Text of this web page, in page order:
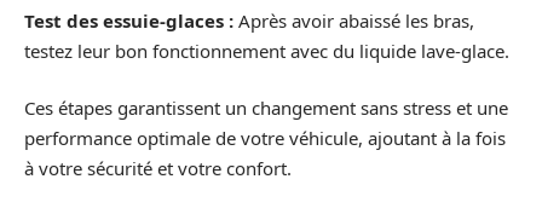
Test des essuie-glaces : Après avoir abaissé les bras,
testez leur bon fonctionnement avec du liquide lave-glace.
Ces étapes garantissent un changement sans stress et une
performance optimale de votre véhicule, ajoutant à la fois
à votre sécurité et votre confort.